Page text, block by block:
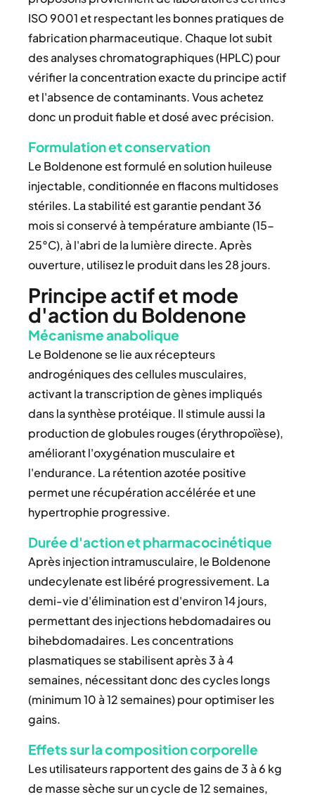
ISO 9001 et respectant les bonnes pratiques de
fabrication pharmaceutique. Chaque lot subit
des analyses chromatographiques (HPLC) pour
vérifier la concentration exacte du principe actif
et l'absence de contaminants. Vous achetez
donc un produit fiable et dosé avec précision.
Formulation et conservation
Le Boldenone est formulé en solution huileuse
injectable, conditionnée en flacons multidoses
stériles. La stabilité est garantie pendant 36
mois si conservé à température ambiante (15-
25°C), à l'abri de la lumière directe. Après
ouverture, utilisez le produit dans les 28 jours.
Principe actif et mode
d'action du Boldenone
Mécanisme anabolique
Le Boldenone se lie aux récepteurs
androgéniques des cellules musculaires,
activant la transcription de gènes impliqués
dans la synthèse protéique. Il stimule aussi la
production de globules rouges (érythropoïèse),
améliorant l'oxygénation musculaire et
l'endurance. La rétention azotée positive
permet une récupération accélérée et une
hypertrophie progressive.
Durée d'action et pharmacocinétique
Après injection intramusculaire, le Boldenone
undecylenate est libéré progressivement. La
demi-vie d'élimination est d'environ 14 jours,
permettant des injections hebdomadaires ou
bihebdomadaires. Les concentrations
plasmatiques se stabilisent après 3 à 4
semaines, nécessitant donc des cycles longs
(minimum 10 à 12 semaines) pour optimiser les
gains.
Effets sur la composition corporelle
Les utilisateurs rapportent des gains de 3 à 6 kg
de masse sèche sur un cycle de 12 semaines,